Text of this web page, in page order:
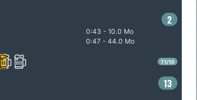
2
0:43 - 10.0 Mo
0:47 - 44.0 Mo
7.1/10
13